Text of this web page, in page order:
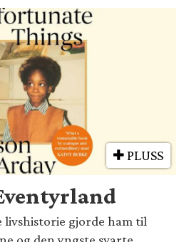
PLUSS
livshistorie gjorde ham til